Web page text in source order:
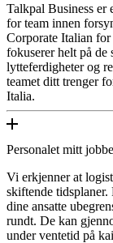
Talkpal Business
for team innen
Corporate Italian
fokuserer helt på de
lytteferdigheter og
teamet ditt trenger
Italia.
Personalet mitt
Vi erkjenner at
skiftende
dine ansatte
rundt. De kan
under ventetid på